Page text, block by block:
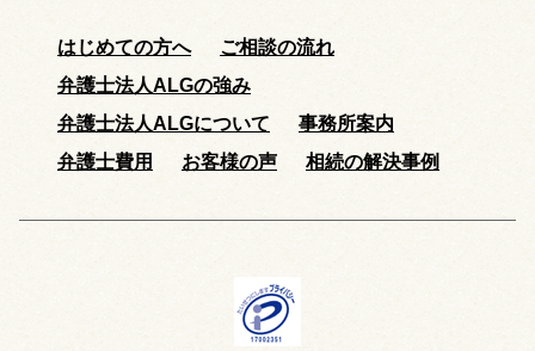
はじめての方へ
ご相談の流れ
弁護士法人ALGの強み
弁護士法人ALGについて
事務所案内
弁護士費用
お客様の声 相続の解決事例